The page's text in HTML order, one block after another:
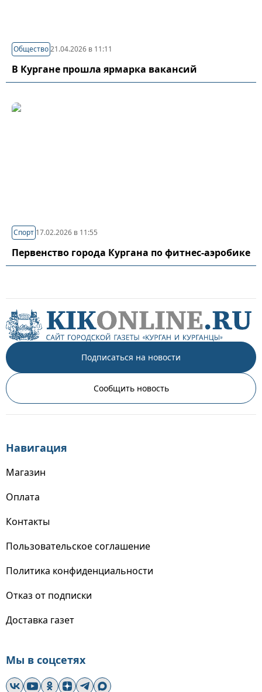
Общество21.04.2026 в 11:11
В Кургане прошла ярмарка вакансий
Спорт 17.02.2026 в 11:55
Первенство города Кургана по фитнес-аэробике
Подписаться на новости
Сообщить новость
Навигация
Магазин
Оплата
Контакты
Пользовательское соглашение
Политика конфиденциальности
Отказ от подписки
Доставка газет
Мы в соцсетях